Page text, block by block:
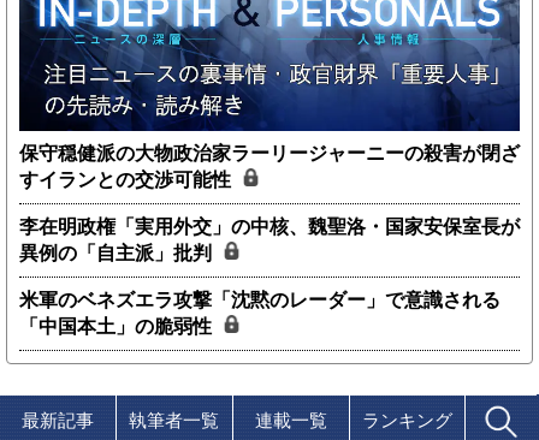
保守穏健派の大物政治家ラーリージャーニーの殺害が閉ざ
すイランとの交渉可能性
李在明政権「実用外交」の中核、魏聖洛・国家安保室長が
異例の「自主派」批判
米軍のベネズエラ攻撃「沈黙のレーダー」で意識される
「中国本土」の脆弱性
最新記事 執筆者一覧 連載一覧 ランキング